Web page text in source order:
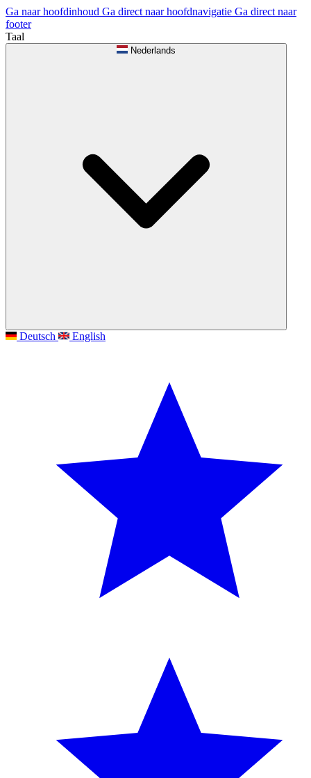
Ga naar hoofdinhoud Ga direct naar hoofdnavigatie Ga direct naar
footer
Taal
Nederlands
Deutsch English